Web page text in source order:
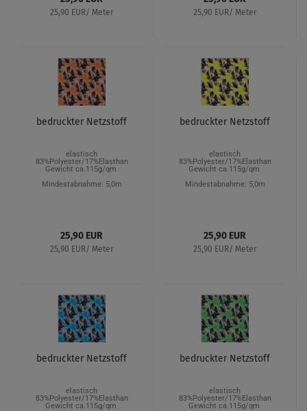
25,90 EUR/ Meter 25,90 EUR/ Meter
bedruckter Netzstoff
elastisch
83%Polyester/17%Elasthan
Gewicht ca.115g/qm
Mindestabnahme: 5,0m
25,90 EUR
25,90 EUR/ Meter
bedruckter Netzstoff
elastisch
83%Polyester/17%Elasthan
Gewicht ca.115g/qm
Mindestabnahme: 5,0m
25,90 EUR
25,90 EUR/ Meter
bedruckter Netzstoff
elastisch
83%Polyester/17%Elasthan
Gewicht ca.115g/qm
bedruckter Netzstoff
elastisch
83%Polyester/17%Elasthan
Gewicht ca.115g/qm